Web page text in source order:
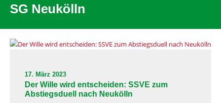
SG Neukölln
17. März 2023
Der Wille wird entscheiden: SSVE zum
Abstiegsduell nach Neukölln